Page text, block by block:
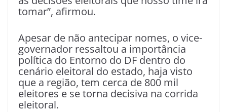
tomar”, afirmou.
Apesar de não antecipar nomes, o vice-
governador ressaltou a importância
política do Entorno do DF dentro do
cenário eleitoral do estado, haja visto
que a região, tem cerca de 800 mil
eleitores e se torna decisiva na corrida
eleitoral.